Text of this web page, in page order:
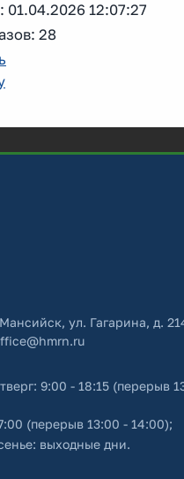
01.04.2026 12:07:27
28
ул. Гагарина, д.
9:00 - 18:15 (перерыв
(перерыв 13:00 - 14:00);
выходные дни.